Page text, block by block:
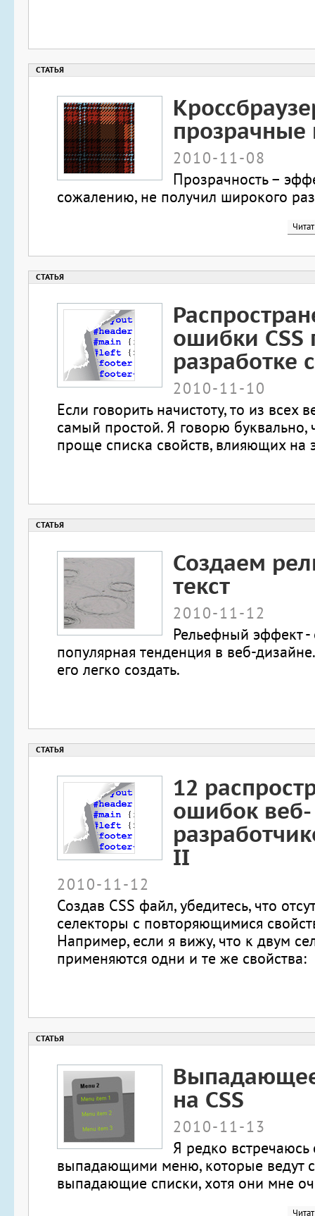
прозрачные
2010-11-08
Прозрачность –
сожалению, не получил широкого
ошибки CSS
разработке
2010-11-10
Если говорить начистоту, то из всех
самый простой. Я говорю буквально,
проще списка свойств, влияющих на
Создаем
текст
2010-11-12
Рельефный эффект -
популярная тенденция в веб-
его легко создать.
12
ошибок веб-
II
2010-11-12
Создав CSS файл, убедитесь, что
селекторы с повторяющимися
Например, если я вижу, что к двум
применяются одни и те же свойства:
на CSS
2010-11-13
Я редко встречаюсь
выпадающими меню, которые ведут
выпадающие списки, хотя они мне